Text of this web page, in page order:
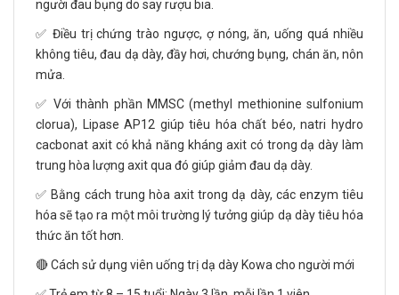
người đau bụng do say rượu bia.
✅ Điều trị chứng trào ngược, ợ nóng, ăn, uống quá nhiều
không tiêu, đau dạ dày, đầy hơi, chướng bụng, chán ăn, nôn
mửa.
✅ Với thành phần MMSC (methyl methionine sulfonium
clorua), Lipase AP12 giúp tiêu hóa chất béo, natri hydro
cacbonat axit có khả năng kháng axit có trong dạ dày làm
trung hòa lượng axit qua đó giúp giảm đau dạ dày.
✅ Bằng cách trung hòa axit trong dạ dày, các enzym tiêu
hóa sẽ tạo ra một môi trường lý tưởng giúp dạ dày tiêu hóa
thức ăn tốt hơn.
🔴 Cách sử dụng viên uống trị dạ dày Kowa cho người mới